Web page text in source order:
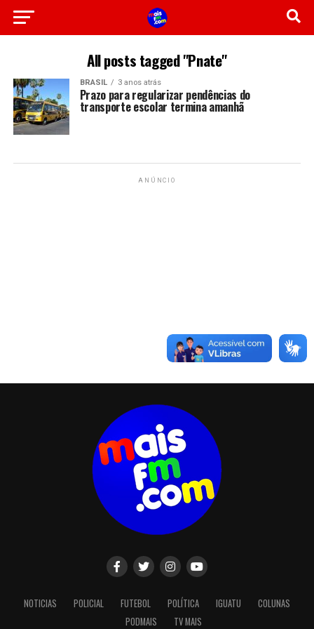
All posts tagged "Pnate"
BRASIL 3 anos atrás
Prazo para regularizar pendências do
transporte escolar termina amanhã
ANÚNCIO
NOTICIAS POLICIAL FUTEBOL POLÍTICA IGUATU
COLUNAS
PODMAIS
TV MAIS